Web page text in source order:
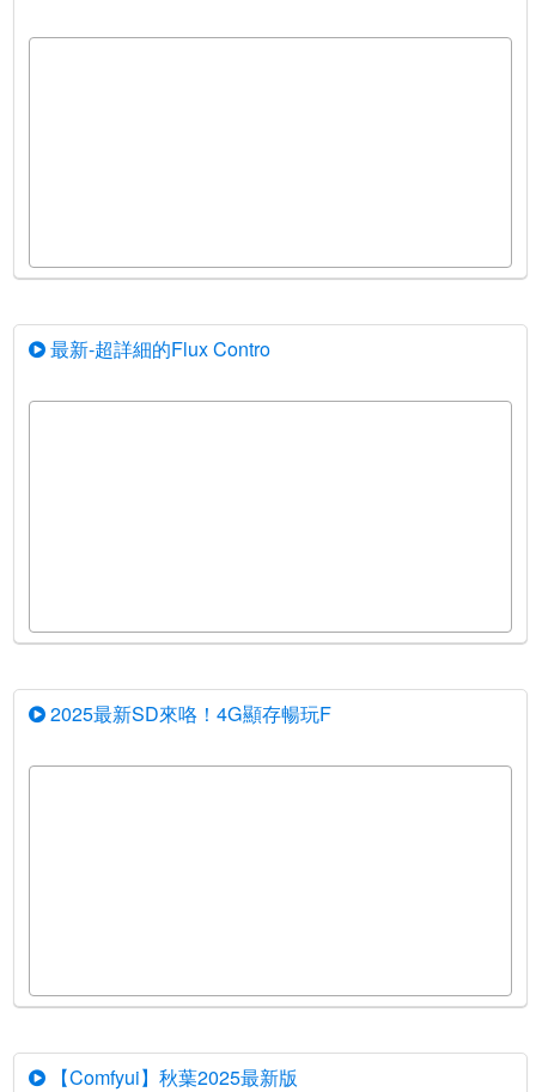
最新-超詳細的Flux Contro
2025最新SD來咯！4G顯存暢玩F
【Comfyui】秋葉2025最新版